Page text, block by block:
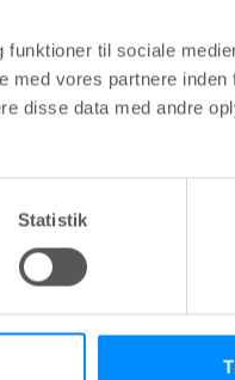
til sociale
vores partnere inden
disse data med andre
Statistik